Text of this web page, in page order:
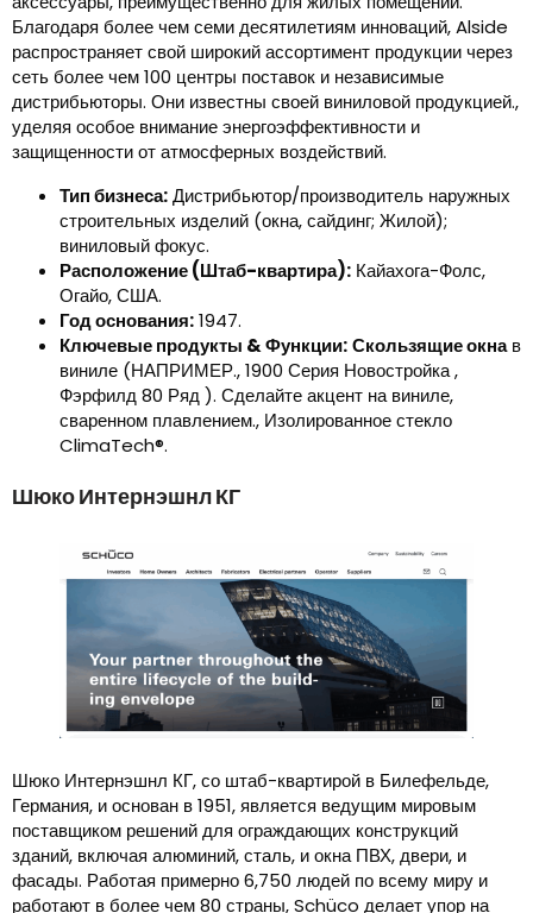
Благодаря более чем семи десятилетиям инноваций, Alside
распространяет свой широкий ассортимент продукции через
сеть более чем 100 центры поставок и независимые
дистрибьюторы. Они известны своей виниловой продукцией.,
уделяя особое внимание энергоэффективности и
защищенности от атмосферных воздействий.
Тип бизнеса:Дистрибьютор/производитель наружных
строительных изделий (окна, сайдинг; Жилой);
виниловый фокус.
Расположение (Штаб-квартира): Кайахога-Фолс,
Огайо, США.
Год основания:1947.
Ключевые продукты & Функции:Скользящие окнав
виниле (НАПРИМЕР., 1900 Серия Новостройка ,
Фэрфилд 80 Ряд ). Сделайте акцент на виниле,
сваренном плавлением., Изолированное стекло
ClimaTech®.
Шюко Интернэшнл КГ
Шюко Интернэшнл КГ, со штаб-квартирой в Билефельде,
Германия, и основан в 1951, является ведущим мировым
поставщиком решений для ограждающих конструкций
зданий, включая алюминий, сталь, и окна ПВХ, двери, и
фасады. Работая примерно 6,750 людей по всему миру и
работают в более чем 80 страны, Schüco делает упор на